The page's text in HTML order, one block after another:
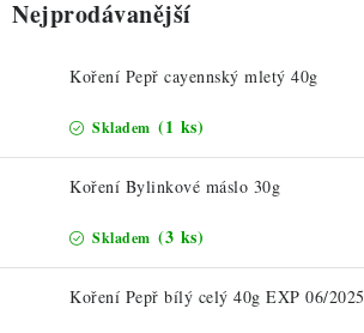
ZDRAVÉ PEČENÍ
TÉMATICKÉ PRODUKTY
Nejprodávanější
Koření Pepř cayennský mletý 40g
Skladem (1 ks)
Koření Bylinkové máslo 30g
Skladem (3 ks)
Koření Pepř bílý celý 40g EXP 06/2025